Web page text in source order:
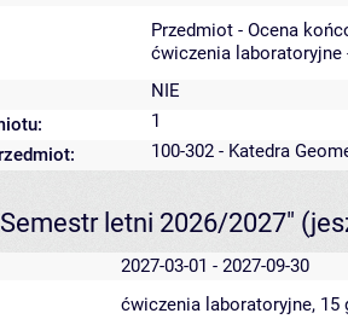
Przedmiot - Ocena
ćwiczenia laboratoryjne
NIE
1
100-302 - Katedra
letni 2026/2027"
2027-03-01 - 2027-09-30
ćwiczenia laboratoryjne, 15